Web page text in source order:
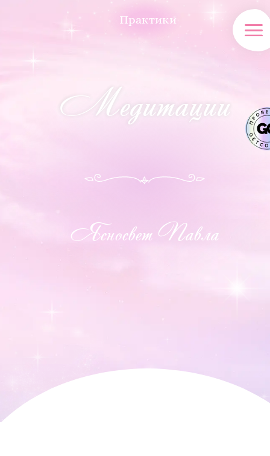
Медитации
Ясносвет Павла
Практики